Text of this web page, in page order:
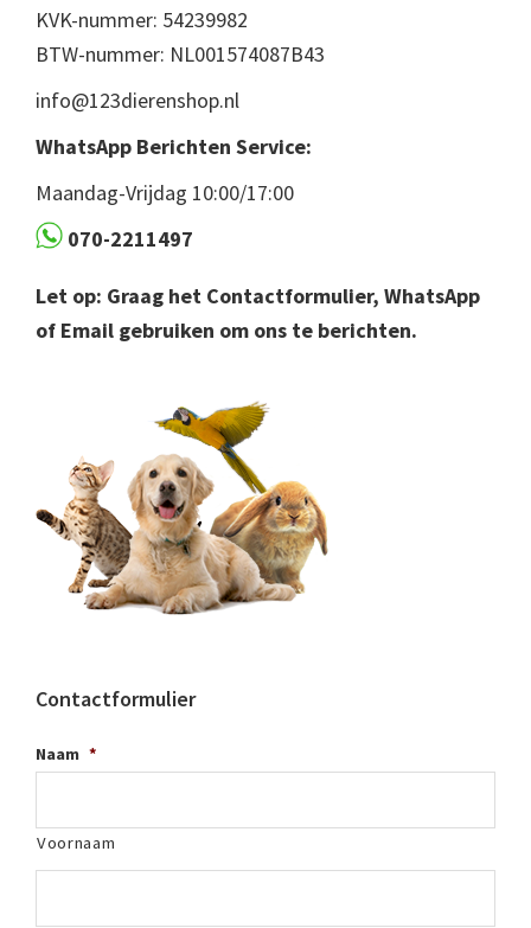
KVK-nummer: 54239982
BTW-nummer: NL001574087B43
info@123dierenshop.nl
WhatsApp Berichten Service:
Maandag-Vrijdag 10:00/17:00
070-2211497
Let op: Graag het Contactformulier, WhatsApp
of Email gebruiken om ons te berichten.
Contactformulier
Naam *
Voornaam